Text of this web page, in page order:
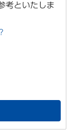
考といたしま